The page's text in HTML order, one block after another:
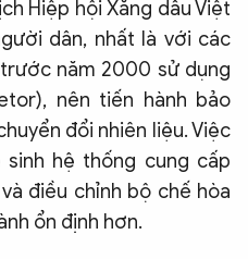
Hiệp hội Xăng dầu Việt
dân, nhất là với các
năm 2000 sử dụng
nên tiến hành bảo
đổi nhiên liệu. Việc
hệ thống cung cấp
điều chỉnh bộ chế hòa
ổn định hơn.